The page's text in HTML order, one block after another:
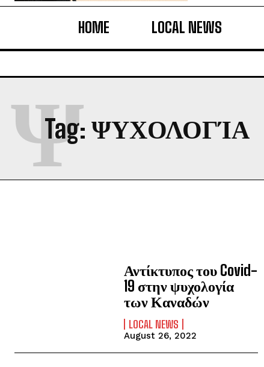
HOME LOCAL NEWS
Tag: ΨΥΧΟΛΟΓΊΑ
Ψ
Αντίκτυπος του Covid-
19 στην ψυχολογία
των Καναδών
LOCAL NEWS
August 26, 2022